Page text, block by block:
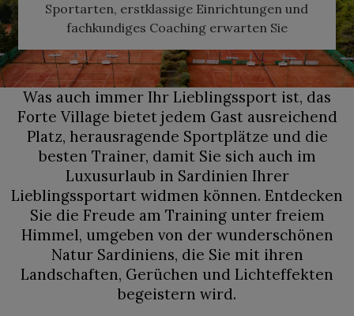
Sportarten, erstklassige Einrichtungen und
fachkundiges Coaching erwarten Sie
Was auch immer Ihr Lieblingssport ist, das
Forte Village bietet jedem Gast ausreichend
Platz, herausragende Sportplätze und die
besten Trainer, damit Sie sich auch im
Luxusurlaub in Sardinien Ihrer
Lieblingssportart widmen können. Entdecken
Sie die Freude am Training unter freiem
Himmel, umgeben von der wunderschönen
Natur Sardiniens, die Sie mit ihren
Landschaften, Gerüchen und Lichteffekten
begeistern wird.